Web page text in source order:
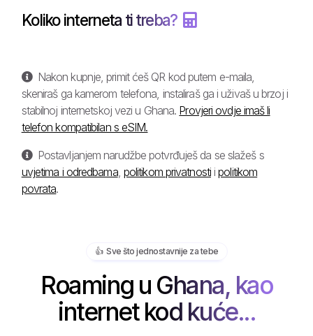
Koliko interneta ti treba?
Nakon kupnje, primit ćeš QR kod putem e-maila,
skeniraš ga kamerom telefona, instaliraš ga i uživaš u brzoj i
stabilnoj internetskoj vezi u Ghana. Provjeri ovdje imaš li
telefon kompatibilan s eSIM.
Postavljanjem narudžbe potvrđuješ da se slažeš s
uvjetima i odredbama, politikom privatnostiipolitikom
povrata.
👍️ Sve što jednostavnije za tebe
Roaming u Ghana, kao
internet kod kuće...